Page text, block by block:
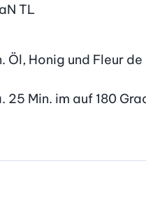
TL
Öl, Honig und Fleur
Min. im auf 180